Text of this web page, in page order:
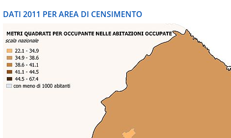
DATI 2011 PER AREA DI CENSIMENTO